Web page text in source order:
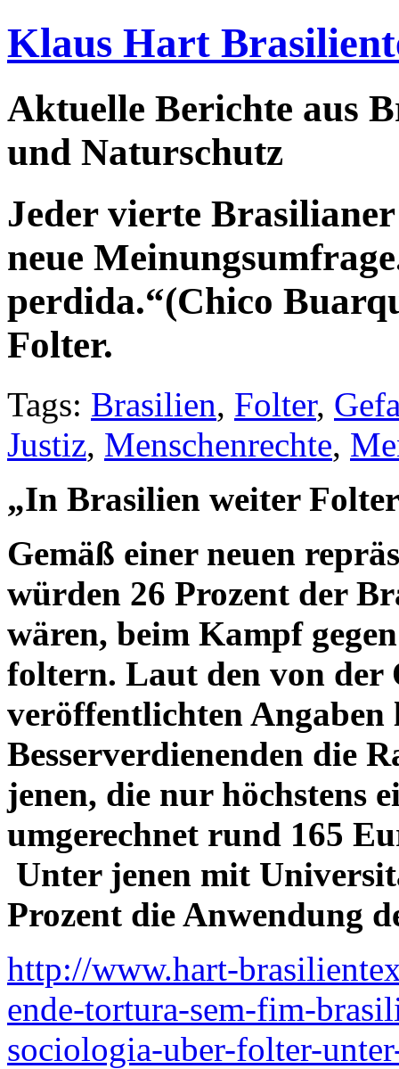
Klaus Hart
Aktuelle Berichte aus
und Naturschutz
Jeder vierte
neue
perdida.“(Chico
Folter.
Tags: Brasilien, Folter,
Justiz, Menschenrechte,
„In Brasilien weiter
Gemäß einer neuen
würden 26 Prozent der
wären, beim Kampf
foltern. Laut den von der
veröffentlichten Angaben
Besserverdienenden die
jenen, die nur höchstens
umgerechnet rund 165
Unter jenen mit
Prozent die Anwendung
http://www.hart-
ende-tortura-sem-fim-
sociologia-uber-folter-